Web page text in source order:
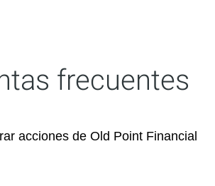
frecuentes
acciones de Old Point Financial